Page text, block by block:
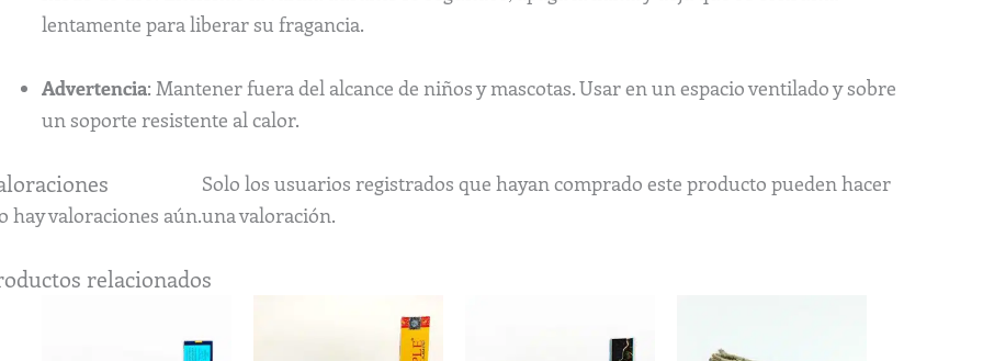
lentamente para liberar su fragancia.
Advertencia: Mantener fuera del alcance de niños y mascotas. Usar en un espacio ventilado y sobre
un soporte resistente al calor.
hay valoraciones aún.
Solo los usuarios registrados que hayan comprado este producto pueden hacer
una valoración.
relacionados